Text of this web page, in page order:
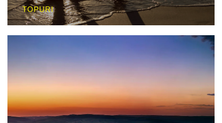
TOPURI